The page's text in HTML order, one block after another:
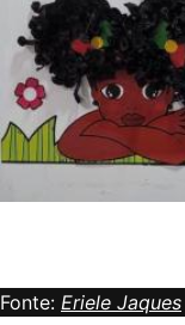
Fonte: Eriele Jaques